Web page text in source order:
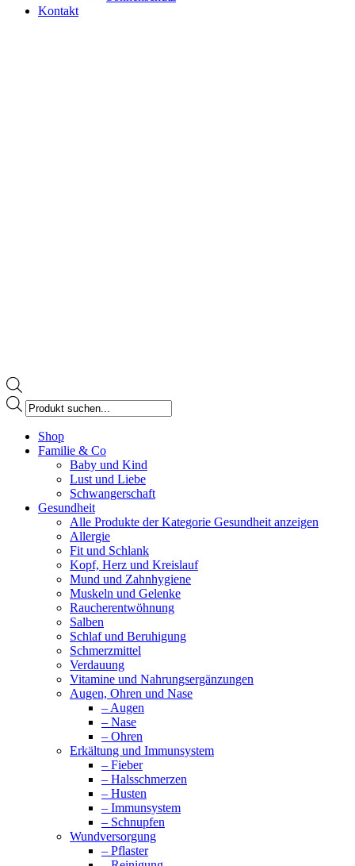
Kontakt
Products
search
page
opens
Shop
Familie & Co
Baby und Kind
Lust und Liebe
Schwangerschaft
Gesundheit
Alle Produkte der Kategorie Gesundheit anzeigen
Allergie
Fit und Schlank
Kopf, Herz und Kreislauf
Mund und Zahnhygiene
Muskeln und Gelenke
Raucherentwöhnung
Salben
Schlaf und Beruhigung
Schmerzmittel
Verdauung
Vitamine und Nahrungsergänzungen
Augen, Ohren und Nase
– Augen
– Nase
– Ohren
Erkältung und Immunsystem
– Fieber
– Halsschmerzen
– Husten
– Immunsystem
– Schnupfen
Wundversorgung
– Pflaster